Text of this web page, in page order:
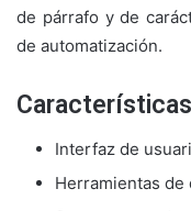
de párrafo y de
de automatización.
Interfaz de
Herramientas de